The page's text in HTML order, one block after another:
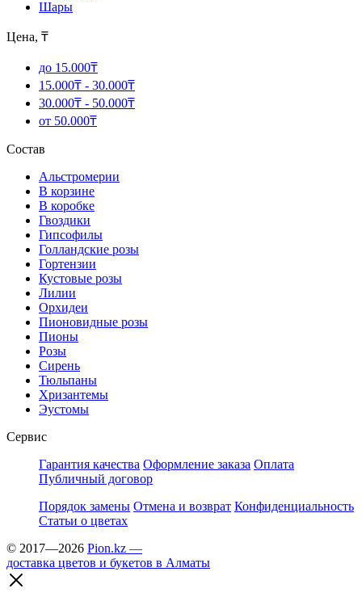
Шары
Цена, ₸
до 15.000₸
15.000₸ - 30.000₸
30.000₸ - 50.000₸
от 50.000₸
Состав
Альстромерии
В корзине
В коробке
Гвоздики
Гипсофилы
Голландские розы
Гортензии
Кустовые розы
Лилии
Орхидеи
Пионовидные розы
Пионы
Розы
Сирень
Тюльпаны
Хризантемы
Эустомы
Сервис
Гарантия качества Оформление заказа Оплата
Публичный договор
Порядок замены Отмена и возврат Конфиденциальность
Статьи о цветах
© 2017—2026 Pion.kz —
доставка цветов и букетов в Алматы